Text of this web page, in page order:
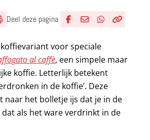
Deel deze pagina
koffievariant voor speciale
al caffè, een simpele maar
koffie. Letterlijk betekent
in de koffie’. Deze
naar het bolletje ijs dat je in de
als het ware verdrinkt in de